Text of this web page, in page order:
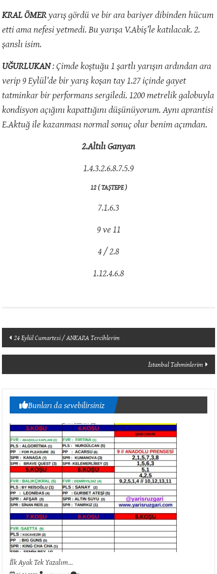
KRAL ÖMERyarış gördü ve bir ara bariyer dibinden hücum
etti ama nefesi yetmedi. Bu yarışa V.Abiş’le katılacak. 2.
şanslı isim.
UĞURLUKAN: Çimde koştuğu 1 şartlı yarışın ardından ara
verip 9 Eylül’de bir yarış koşan tay 1.27 içinde gayet
tatminkar bir performans sergiledi. 1200 metrelik galobuyla
kondisyon açığını kapattığını düşünüyorum. Aynı aprantisi
E.Aktuğ ile kazanması normal sonuç olur benim açımdan.
2.Altılı Ganyan
1.4.3.2.6.8.7.5.9
12 ( TAŞTEPE )
7.1.6.3
9 ve 11
4 / 2.8
1.12.4.6.8
Yazı
dolaşımı
24 Eylül Cumartesi / ANKARA Tercihlerim
İstanbul Tahminlerim
Bunları da sevebilirsiniz
İlk Ayak Tek Yazalım…